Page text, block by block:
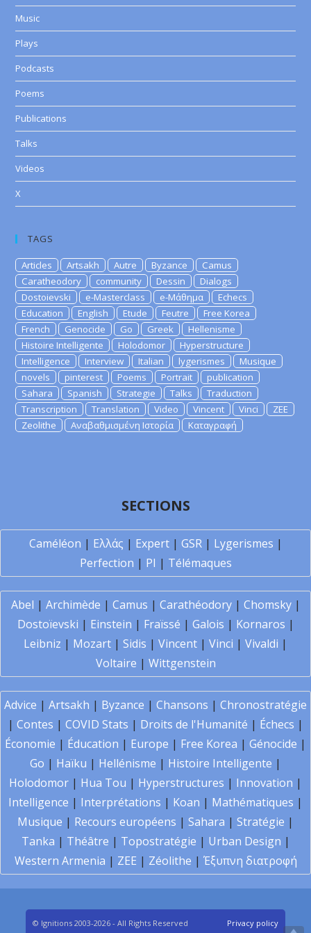
Music
Plays
Podcasts
Poems
Publications
Talks
Videos
X
TAGS
Articles Artsakh Autre Byzance
Camus
Caratheodory
community Dessin
Dialogs
Dostoievski
e-Masterclass e-Μάθημα
Echecs
Education
English Etude Feutre
Free Korea
French
Genocide Go Greek
Hellenisme
Histoire Intelligente
Holodomor
Hyperstructure
Intelligence
Interview Italian lygerismes
Musique
novels
pinterest Poems Portrait
publication
Sahara
Spanish Strategie Talks
Traduction
Transcription
Translation Video Vincent Vinci
ZEE
Zeolithe
Αναβαθμισμένη Ιστορία Καταγραφή
SECTIONS
Caméléon | Ελλάς | Expert| GSR| Lygerismes |
Perfection | PI | Télémaques
Abel | Archimède | Camus | Carathéodory| Chomsky|
Dostoïevski | Einstein | Fraïssé | Galois | Kornaros |
Leibniz | Mozart | Sidis | Vincent | Vinci | Vivaldi |
Voltaire | Wittgenstein
Advice | Artsakh | Byzance | Chansons | Chronostratégie
| Contes | COVID Stats | Droits de l'Humanité | Échecs |
Économie | Éducation | Europe | Free Korea | Génocide |
Go | Haïku | Hellénisme | Histoire Intelligente |
Holodomor | Hua Tou | Hyperstructures | Innovation |
Intelligence | Interprétations | Koan | Mathématiques |
Musique | Recours européens | Sahara | Stratégie |
Tanka | Théâtre | Topostratégie | Urban Design |
Western Armenia | ZEE | Zéolithe | Έξυπνη διατροφή
© Ignitions 2003-2026 - All Rights Reserved Privacy policy